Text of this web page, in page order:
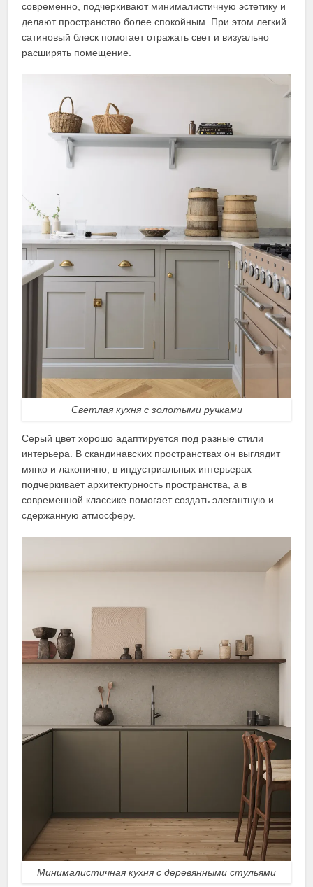
современно, подчеркивают минималистичную эстетику и
делают пространство более спокойным. При этом легкий
сатиновый блеск помогает отражать свет и визуально
расширять помещение.
Светлая кухня с золотыми ручками
Серый цвет хорошо адаптируется под разные стили
интерьера. В скандинавских пространствах он выглядит
мягко и лаконично, в индустриальных интерьерах
подчеркивает архитектурность пространства, а в
современной классике помогает создать элегантную и
сдержанную атмосферу.
Минималистичная кухня с деревянными стульями